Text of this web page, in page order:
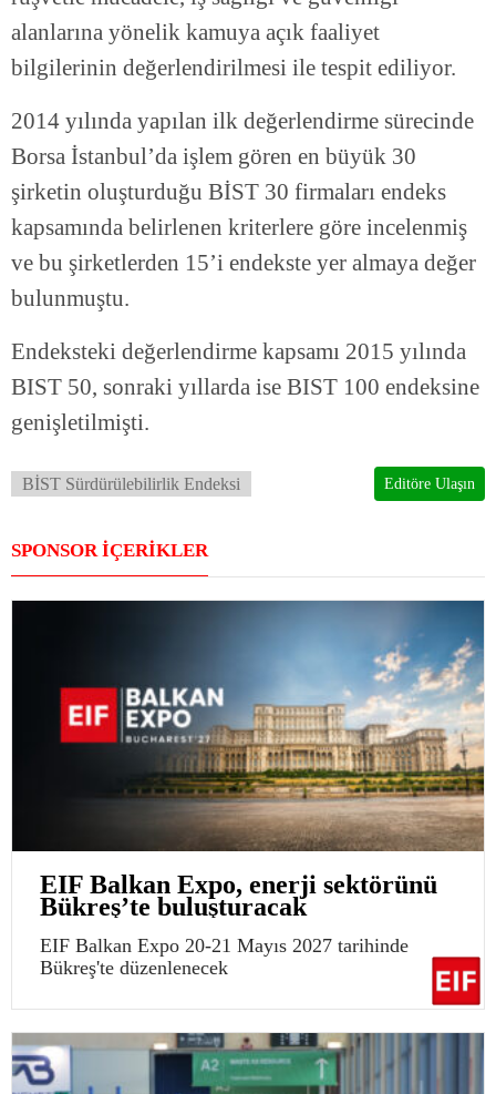
alanlarına yönelik kamuya açık faaliyet
bilgilerinin değerlendirilmesi ile tespit ediliyor.
2014 yılında yapılan ilk değerlendirme sürecinde
Borsa İstanbul’da işlem gören en büyük 30
şirketin oluşturduğu BİST 30 firmaları endeks
kapsamında belirlenen kriterlere göre incelenmiş
ve bu şirketlerden 15’i endekste yer almaya değer
bulunmuştu.
Endeksteki değerlendirme kapsamı 2015 yılında
BIST 50, sonraki yıllarda ise BIST 100 endeksine
genişletilmişti.
BİST Sürdürülebilirlik Endeksi Editöre Ulaşın
SPONSOR İÇERİKLER
EIF Balkan Expo, enerji sektörünü
Bükreş’te buluşturacak
EIF Balkan Expo 20-21 Mayıs 2027 tarihinde
Bükreş'te düzenlenecek